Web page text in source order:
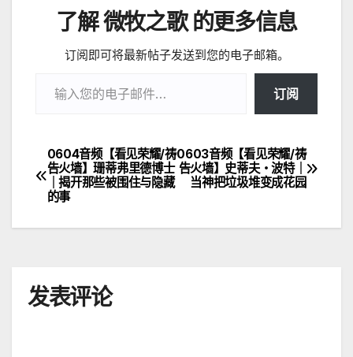
了解 微牧之歌 的更多信息
订阅即可将最新帖子发送到您的电子邮箱。
订阅
文
章
导
0603音频【看见荣耀/祷
告火墙】史蒂夫・波特｜
当神把垃圾堆变成花园
0604音频【看见荣耀/祷
告火墙】珊蒂弗里德博士
｜揭开那些被围住与隐藏
的事
发表评论